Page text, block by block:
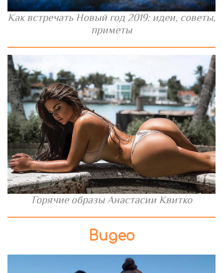
Как встречать Новый год 2019: идеи, советы,
приметы
Горячие образы Анастасии Квитко
Видео